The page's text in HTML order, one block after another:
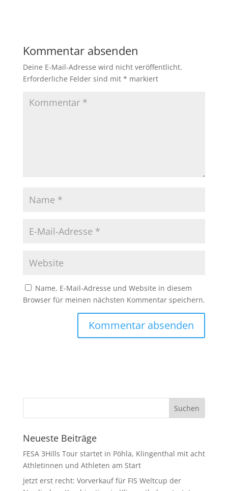
Kommentar absenden
Deine E-Mail-Adresse wird nicht veröffentlicht.
Erforderliche Felder sind mit * markiert
Name, E-Mail-Adresse und Website in diesem
Browser für meinen nächsten Kommentar speichern.
Neueste Beiträge
FESA 3Hills Tour startet in Pöhla, Klingenthal mit acht
Athletinnen und Athleten am Start
Jetzt erst recht: Vorverkauf für FIS Weltcup der